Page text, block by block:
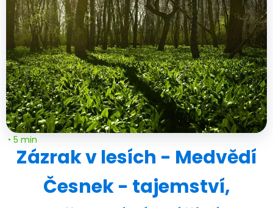
◔ 5 min
Zázrak v lesích - Medvědí
Česnek - tajemství,